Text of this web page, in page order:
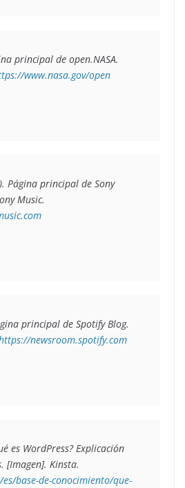
principal de open.NASA.
www.nasa.gov/open
Página principal de Sony
principal de Spotify Blog.
newsroom.spotify.com
es WordPress? Explicación
base-de-conocimiento/que-